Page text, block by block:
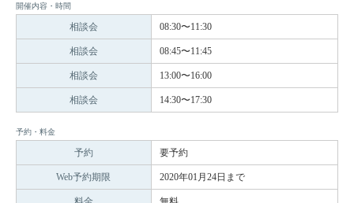
開催内容・時間
相談会 08:30〜11:30
相談会 08:45〜11:45
相談会 13:00〜16:00
相談会 14:30〜17:30
予約・料金
予約 要予約
Web予約期限 2020年01月24日まで